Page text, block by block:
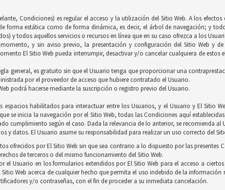
Condiciones) es regular el acceso y la utilización del Sitio Web. A los
forma estática como de forma dinámica, es decir, el árbol de navegación; y
y todos aquellos servicios o recursos en línea que en su caso ofrezca a los
y sin aviso previo, la presentación y configuración del Sitio Web y
El Sitio Web pueda interrumpir, desactivar y/o cancelar cualquiera de estos
general, es gratuito sin que el Usuario tenga que proporcionar una
por el proveedor de acceso que hubiere contratado el Usuario.
podrá hacerse mediante la suscripción o registro previo del Usuario.
habilitados para interactuar entre los Usuarios, y el Usuario y El Sitio
se inicia la navegación por el Sitio Web, todas las Condiciones aquí
cumplimiento según el caso. Dada la relevancia de lo anterior, se recomienda al
y datos. El Usuario asume su responsabilidad para realizar un uso correcto del
ofrecidos por El Sitio Web sin que sea contrario a lo dispuesto por las
de terceros o del mismo funcionamiento del Sitio Web.
Usuario en los formularios extendidos por El Sitio Web para el acceso a
Web acerca de cualquier hecho que permita el uso indebido de la
y/o contraseñas, con el fin de proceder a su inmediata cancelación.